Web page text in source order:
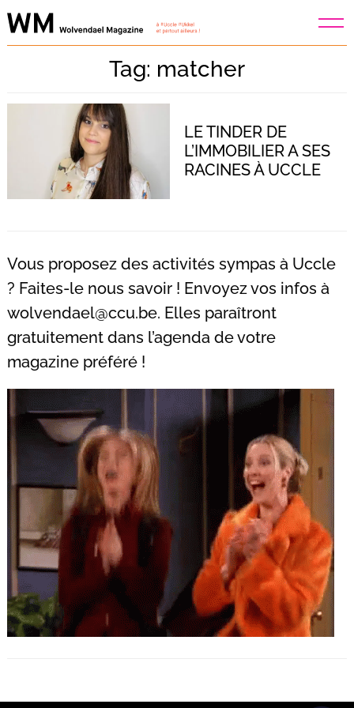
Skip
to
Tag: matcher
LE TINDER DE
L’IMMOBILIER A SES
RACINES À UCCLE
Vous proposez des activités sympas à Uccle
? Faites-le nous savoir ! Envoyez vos infos à
wolvendael@ccu.be. Elles paraîtront
gratuitement dans l’agenda de votre
magazine préféré !
Recherche
pour
: